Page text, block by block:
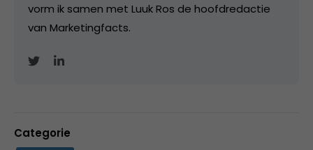
vorm ik samen met Luuk Ros de hoofdredactie
van Marketingfacts.
Categorie